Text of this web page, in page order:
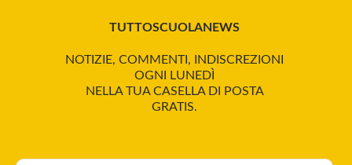
TUTTOSCUOLANEWS
NOTIZIE, COMMENTI, INDISCREZIONI
OGNI LUNEDÌ
NELLA TUA CASELLA DI POSTA
GRATIS.